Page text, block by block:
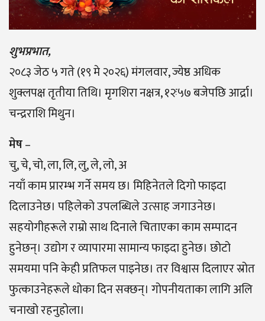
शुभप्रभात,
२०८३ जेठ ५ गते (१९ मे २०२६) मंगलवार, ज्येष्ठ अधिक
शुक्लपक्ष तृतीया तिथि। मृगशिरा नक्षत्र, १२ः५७ बजेपछि आर्द्रा।
चन्द्रराशि मिथुन।
मेष–
चु, चे, चो, ला, लि, लु, ले, लो, अ
नयाँ काम प्रारम्भ गर्ने समय छ। मिहिनेतले दिगो फाइदा
दिलाउनेछ। पहिलेको उपलब्धिले उत्साह जगाउनेछ।
सहयोगीहरूले राम्रो साथ दिनाले चिताएका काम सम्पादन
हुनेछन्। उद्योग र व्यापारमा सामान्य फाइदा हुनेछ। छोटो
समयमा पनि केही प्रतिफल पाइनेछ। तर विश्वास दिलाएर स्रोत
फुत्काउनेहरूले धोका दिन सक्छन्। गोपनीयताका लागि अलि
चनाखो रहनुहोला।